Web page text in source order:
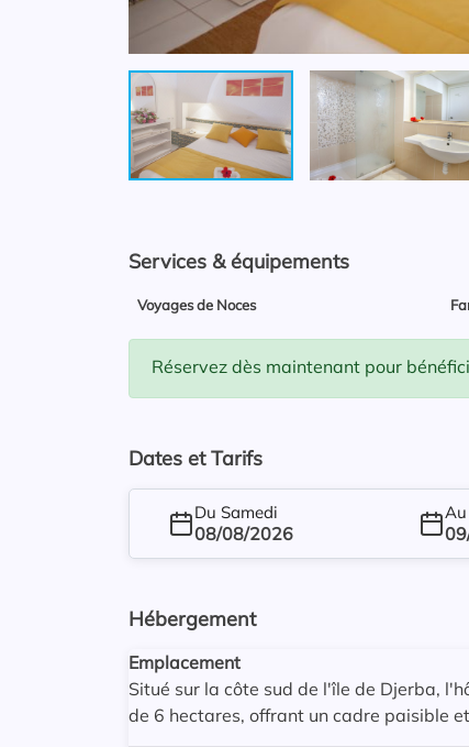
Services & équipements
Voyages de Noces
Réservez dès maintenant pour
Dates et Tarifs
Du Samedi
08/08/2026
Hébergement
Emplacement
Situé sur la côte sud de l'île de Djerba,
de 6 hectares, offrant un cadre paisible